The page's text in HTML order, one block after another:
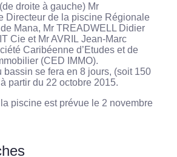
droite à gauche) Mr
Directeur de la piscine Régionale
Mana, Mr TREADWELL Didier
Cie et Mr AVRIL Jean-Marc
Caribéenne d’Etudes et de
(CED IMMO).
bassin se fera en 8 jours, (soit 150
à partir du 22 octobre 2015.
piscine est prévue le 2 novembre